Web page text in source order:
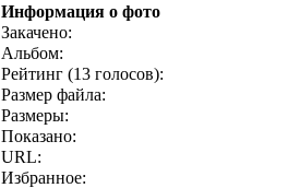
Информация о фото
Закачено:
Альбом:
Рейтинг (13 голосов):
Размер файла:
Размеры:
Показано:
URL:
Избранное: